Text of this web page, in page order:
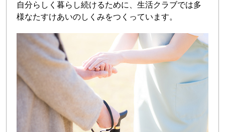
自分らしく暮らし続けるために、生活クラブでは多
様なたすけあいのしくみをつくっています。